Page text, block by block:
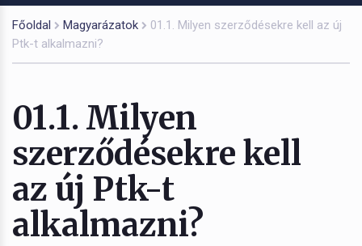
Főoldal Magyarázatok
01.1. Milyen szerződésekre kell az új
Ptk-t alkalmazni?
01.1. Milyen
szerződésekre kell
az új Ptk-t
alkalmazni?